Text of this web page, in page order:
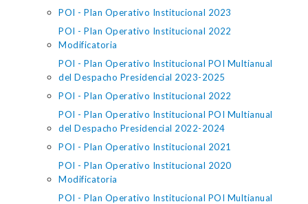
POI - Plan Operativo Institucional 2023
POI - Plan Operativo Institucional 2022
Modificatoria
POI - Plan Operativo Institucional POI Multianual
del Despacho Presidencial 2023-2025
POI - Plan Operativo Institucional 2022
POI - Plan Operativo Institucional POI Multianual
del Despacho Presidencial 2022-2024
POI - Plan Operativo Institucional 2021
POI - Plan Operativo Institucional 2020
Modificatoria
POI - Plan Operativo Institucional POI Multianual